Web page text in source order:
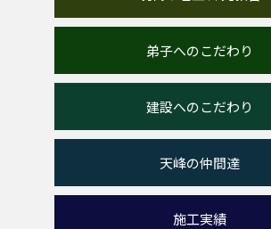
弟子へのこだわり
建設へのこだわり
天峰の仲間達
施工実績